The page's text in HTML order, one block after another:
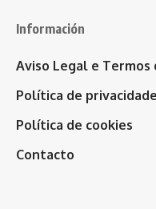
Información
Aviso Legal e Termos
Política de privacidade
Política de cookies
Contacto